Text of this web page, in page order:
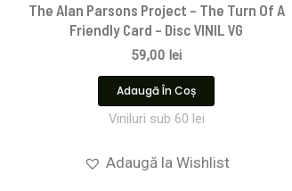
The Alan Parsons Project – The Turn Of A
Friendly Card – Disc VINIL VG
59,00 lei
Adaugă În Coș
Viniluri sub 60 lei
Adaugă la Wishlist